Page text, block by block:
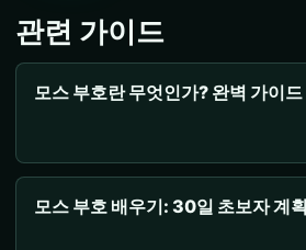
관련 가이드
모스 부호란 무엇인가? 완벽 가이
모스 부호 배우기: 30일 초보자 계획